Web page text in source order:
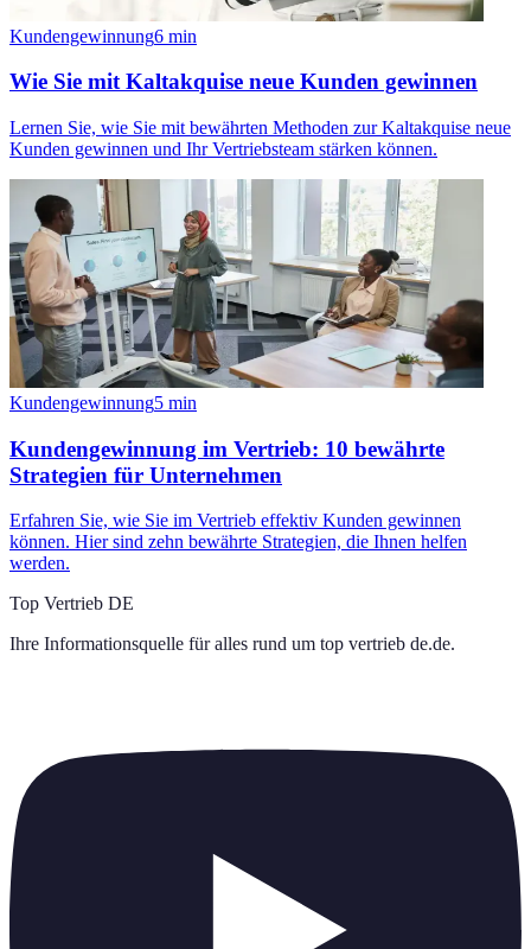
Kundengewinnung6 min
Wie Sie mit Kaltakquise neue Kunden gewinnen
Lernen Sie, wie Sie mit bewährten Methoden zur Kaltakquise neue
Kunden gewinnen und Ihr Vertriebsteam stärken können.
Kundengewinnung5 min
Kundengewinnung im Vertrieb: 10 bewährte
Strategien für Unternehmen
Erfahren Sie, wie Sie im Vertrieb effektiv Kunden gewinnen
können. Hier sind zehn bewährte Strategien, die Ihnen helfen
werden.
Top Vertrieb DE
Ihre Informationsquelle für alles rund um top vertrieb de.de.